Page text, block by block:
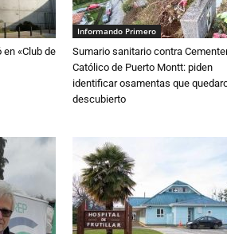
«Club de
Informando Primero
Sumario sanitario contra
Católico de Puerto Montt: piden
identificar osamentas que
descubierto